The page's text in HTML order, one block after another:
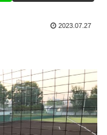
2023.07.27